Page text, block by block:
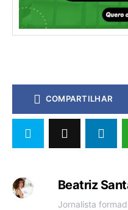
COMPARTILHAR
Beatriz
Jornalista